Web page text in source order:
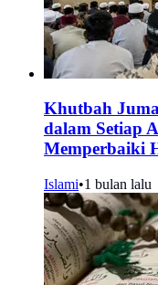
Khutbah
dalam Setiap
Memperbaiki
Islami•1 bulan lalu